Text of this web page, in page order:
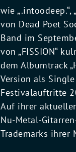
wie „.intoodeep.“,
von Dead Poet
Band im
von „FISSION“
dem Albumtrack
Version als
Festivalauftritte
Auf ihrer
Nu-Metal-
Trademarks ihrer